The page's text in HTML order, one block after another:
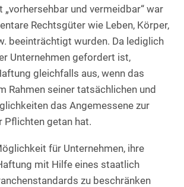
und vermeidbar“ war
Rechtsgüter wie Leben, Körper,
beeinträchtigt wurden. Da lediglich
Unternehmen gefordert ist,
gleichfalls aus, wenn das
Rahmen seiner tatsächlichen und
das Angemessene zur
Pflichten getan hat.
für Unternehmen, ihre
mit Hilfe eines staatlich
zu beschränken